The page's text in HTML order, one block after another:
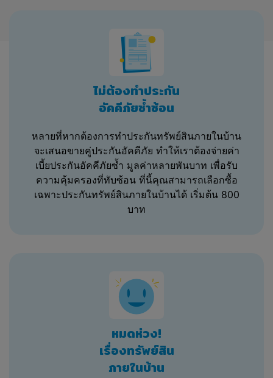
เปลี่ยนแปลงข้อกำหนดและเงื่อนไขฯ ในเวลา
ใดๆ ก็ตามและบังคับใช้ทันที หากท่าน (ยังคง)
เข้าชม เข้าถึงหรือใช้เว็บไซต์ของบริษัทหรือได้
รับหรือใช้บริการใดๆ ที่บริษัทให้บริการผ่าน
ทางเว็บไซต์ของบริษัทอย่างต่อเนื่องภายหลัง
จากที่มีการเปลี่ยนแปลงดังกล่าว ถือว่าท่าน
ตกลงผูกพันตนตามข้อกำหนดและเงื่อนไขฯ ที่
อนึ่ง หากท่านไม่พึงพอใจหรือไม่เห็นด้วยกับข้อ
กำหนดและเงื่อนไขฯ ที่แก้ไขเปลี่ยนแปลงเหล่า
นี้ และท่านไม่ประสงค์ที่จะยอมรับข้อกำหนด
ทั้งหมดของข้อกำหนดและเงื่อนไขฯ ที่แก้ไข
เปลี่ยนแปลงเหล่านี้ บริษัทขอให้ท่านยุติการใช้
บริษัทเป็นเว็บไซต์เปรียบเทียบราคาผลิตภัณฑ์
สินเชื่อที่หลากหลายในประเทศไทยที่เสนอขาย
ต่อลูกค้าในประเทศไทย บริษัททำงานร่วมกับ
สถาบันการเงิน ธนาคาร และ/หรือบริษัทที่ให้
บริการอื่นๆ (รวมกันเรียกว่า "ผู้ให้บริการราย
ใด" หรือ "ผู้ให้บริการ") ในประเทศไทย ซึ่ง
จัดหาข้อมูลจำเพาะของผลิตภัณฑ์ ราคา และ
ข้อมูลอื่นใดที่เกี่ยวข้องของพวกเขาให้แก่บริษัท
ไม่ต้องทำประกัน
อัคคีภัยซ้ำซ้อน
หลายที่หากต้องการทำประกันทรัพย์สินภายในบ้าน
จะเสนอขายคู่ประกันอัคคีภัย ทำให้เราต้องจ่ายค่า
เบี้ยประกันอัคคีภัยซ้ำ มูลค่าหลายพันบาท เพื่อรับ
ความคุ้มครองที่ทับซ้อน ที่นี้คุณสามารถเลือกซื้อ
เฉพาะประกันทรัพย์สินภายในบ้านได้ เริ่มต้น 800
บาท
หมดห่วง!
เรื่องทรัพย์สิน
ภายในบ้าน